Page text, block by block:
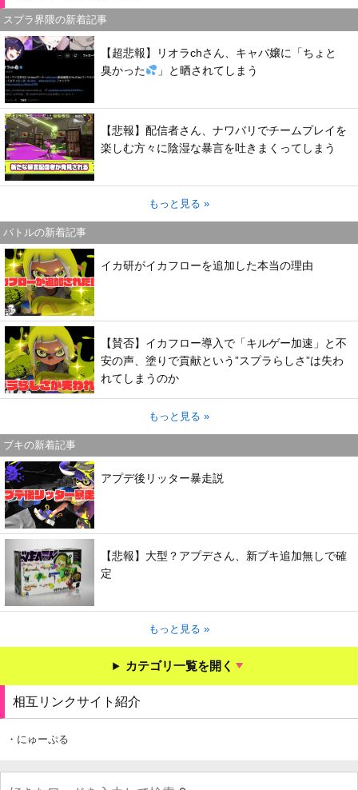
スプラ界隈の新着記事
【超悲報】リオラchさん、キャバ嬢に「ちょと
臭かった
」と晒されてしまう
【悲報】配信者さん、ナワバリでチームプレイを
楽しむ方々に陰湿な暴言を吐きまくってしまう
もっと見る »
バトルの新着記事
イカ研がイカフローを追加した本当の理由
【賛否】イカフロー導入で「キルゲー加速」と不
安の声、塗りで貢献という”スプラらしさ”は失わ
れてしまうのか
もっと見る »
ブキの新着記事
アプデ後リッター暴走説
【悲報】大型？アプデさん、新ブキ追加無しで確
定
もっと見る »
カテゴリ一覧を開く
相互リンクサイト紹介
・にゅーぷる